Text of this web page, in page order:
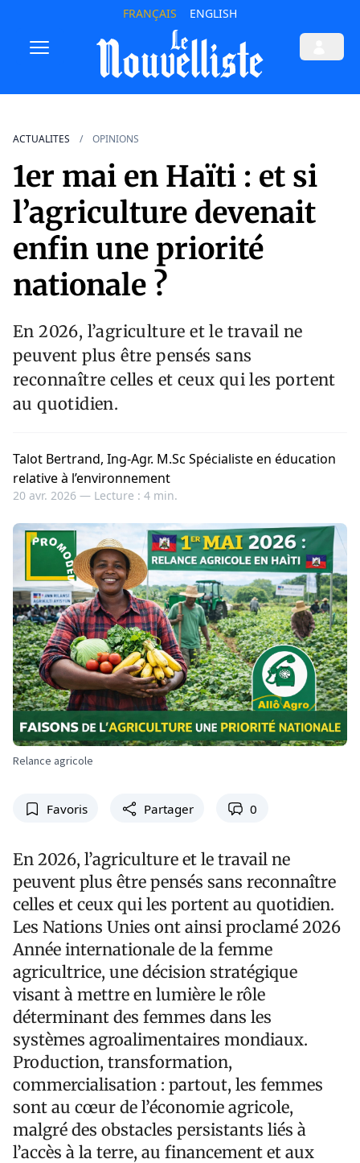
FRANÇAIS ENGLISH
ACTUALITES OPINIONS
1er mai en Haïti : et si
l’agriculture devenait
enfin une priorité
nationale ?
En 2026, l’agriculture et le travail ne
peuvent plus être pensés sans
reconnaître celles et ceux qui les portent
au quotidien.
Talot Bertrand, Ing-Agr. M.Sc Spécialiste en éducation
relative à l’environnement
20 avr. 2026 — Lecture : 4 min.
Relance agricole
Favoris Partager 0
En 2026, l’agriculture et le travail ne
peuvent plus être pensés sans reconnaître
celles et ceux qui les portent au quotidien.
Les Nations Unies ont ainsi proclamé 2026
Année internationale de la femme
agricultrice, une décision stratégique
visant à mettre en lumière le rôle
déterminant des femmes dans les
systèmes agroalimentaires mondiaux.
Production, transformation,
commercialisation : partout, les femmes
sont au cœur de l’économie agricole,
malgré des obstacles persistants liés à
l’accès à la terre, au financement et aux